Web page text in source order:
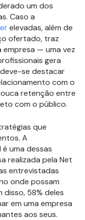
um dos
Caso a
elevadas, além de
ofertado, traz
— uma vez
gera
se destacar
com o
retenção entre
com o público.
que
A
uma dessas
realizada pela Net
entrevistadas
onde possam
58% deles
em uma empresa
aos seus.